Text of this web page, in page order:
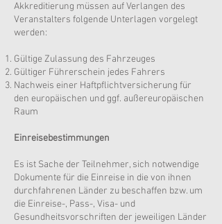
Akkreditierung müssen auf Verlangen des
Veranstalters folgende Unterlagen vorgelegt
werden:
Gültige Zulassung des Fahrzeuges
Gültiger Führerschein jedes Fahrers
Nachweis einer Haftpflichtversicherung für
den europäischen und ggf. außereuropäischen
Raum
Einreisebestimmungen
Es ist Sache der Teilnehmer, sich notwendige
Dokumente für die Einreise in die von ihnen
durchfahrenen Länder zu beschaffen bzw. um
die Einreise-, Pass-, Visa- und
Gesundheitsvorschriften der jeweiligen Länder